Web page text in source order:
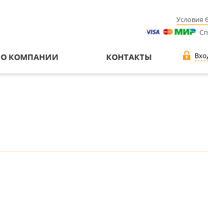
Условия
О КОМПАНИИ КОНТАКТЫ